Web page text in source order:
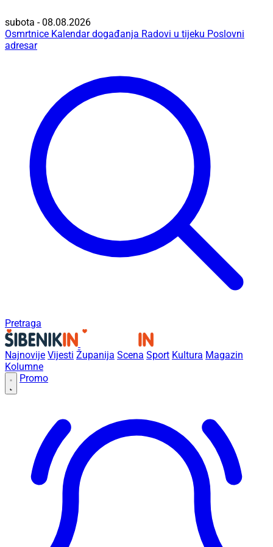
subota - 08.08.2026
Osmrtnice Kalendar događanja Radovi u tijeku Poslovni
adresar
Pretraga
Najnovije Vijesti Županija Scena Sport Kultura Magazin
Kolumne
Promo